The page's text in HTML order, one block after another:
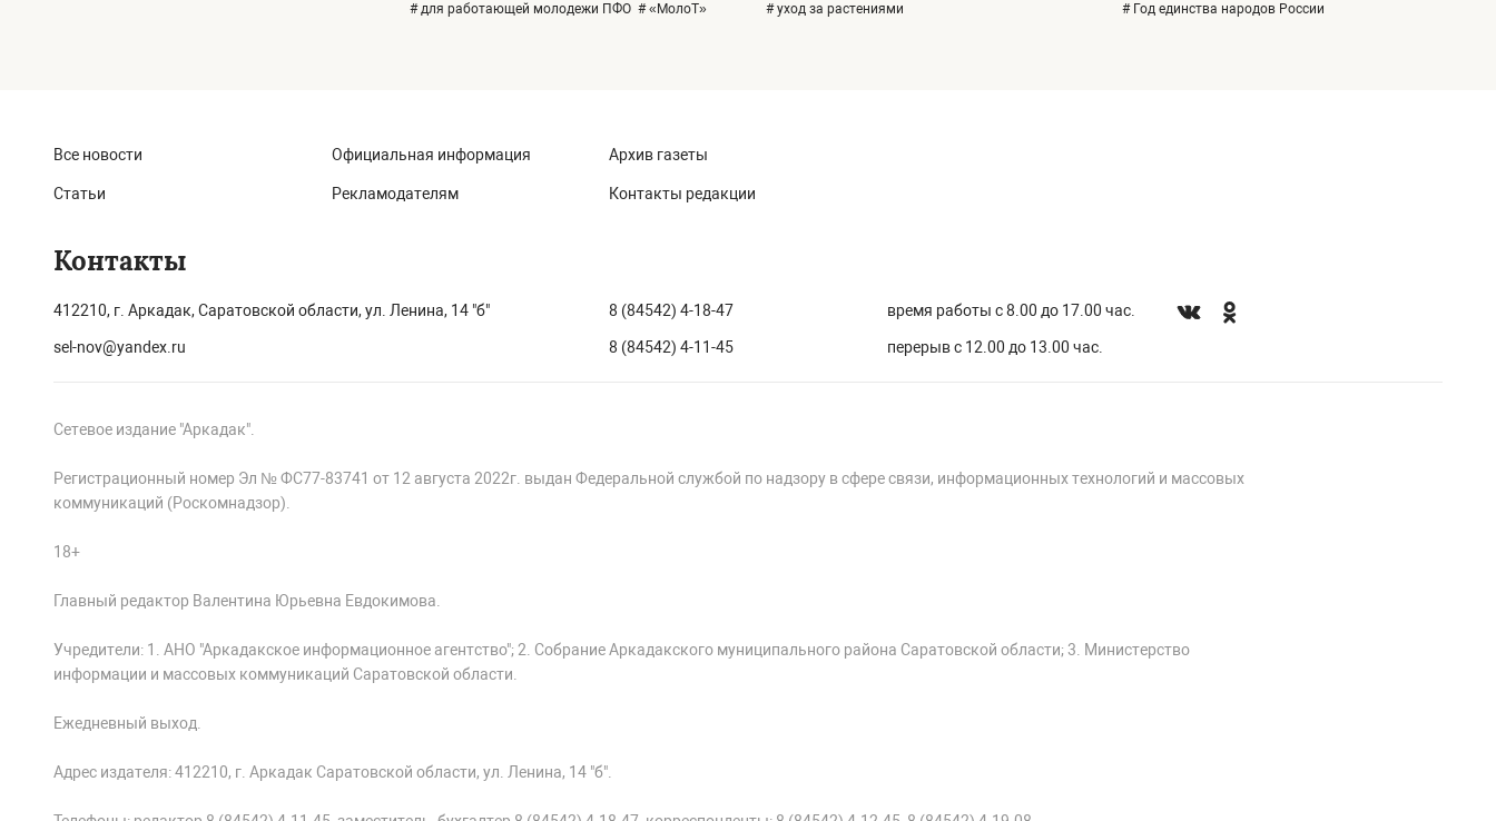
# для работающей молодежи ПФО # «МолоТ»
# уход за растениями
# Год единства народов России
Все новости
Статьи
Официальная информация
Рекламодателям
Архив газеты
Контакты редакции
Контакты
412210, г. Аркадак, Саратовской области, ул. Ленина, 14 "б"
sel-nov@yandex.ru
8 (84542) 4-18-47
8 (84542) 4-11-45
время работы с 8.00 до 17.00 час.
перерыв с 12.00 до 13.00 час.
Сетевое издание "Аркадак".
Регистрационный номер Эл № ФС77-83741 от 12 августа 2022г. выдан Федеральной службой по надзору в сфере связи, информационных технологий и массовых
коммуникаций (Роскомнадзор).
18+
Главный редактор Валентина Юрьевна Евдокимова.
Учредители: 1. АНО "Аркадакское информационное агентство"; 2. Собрание Аркадакского муниципального района Саратовской области; 3. Министерство
информации и массовых коммуникаций Саратовской области.
Ежедневный выход.
Адрес издателя: 412210, г. Аркадак Саратовской области, ул. Ленина, 14 "б".